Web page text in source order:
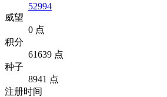
52994
威望
0 点
积分
61639 点
种子
8941 点
注册时间